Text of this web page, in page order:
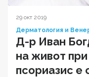
29 окт 2019
Дерматология и
Д-р Иван
на живот
псориазис е